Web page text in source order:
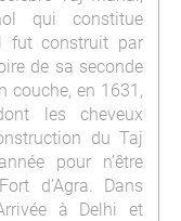
qui constitue
fut construit par
de sa seconde
couche, en 1631,
les cheveux
du Taj
pour n’être
d’Agra. Dans
à Delhi et